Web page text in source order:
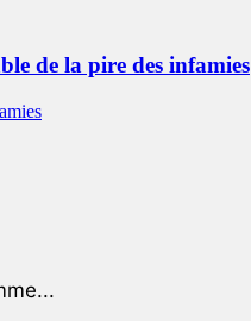
de la pire des infamies